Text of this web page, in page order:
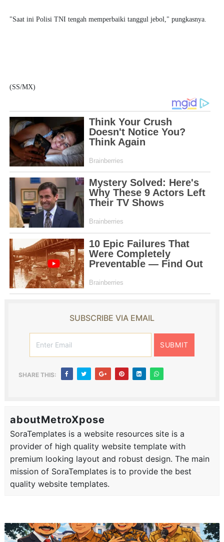
"Saat ini Polisi TNI tengah memperbaiki tanggul jebol," pungkasnya.
(SS/MX)
SUBSCRIBE VIA EMAIL
SHARE THIS:
aboutMetroXpose
SoraTemplates is a website resources site is a
provider of high quality website template with
premium looking layout and robust design. The main
mission of SoraTemplates is to provide the best
quality website templates.